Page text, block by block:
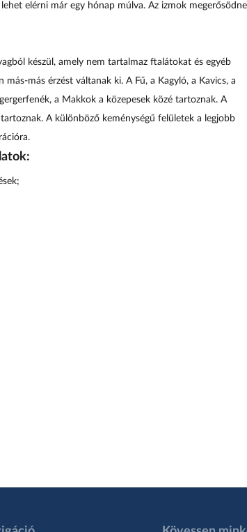
elérni már egy hónap múlva. Az izmok
készül, amely nem tartalmaz ftalátokat és egyéb
más érzést váltanak ki. A Fű, a Kagyló, a Kavics, a
a Makkok a közepesek közé tartoznak. A
A különböző keménységű felületek a legjobb
;